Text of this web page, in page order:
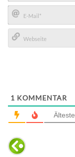
Name*
E-
Mail*
1 KOMMENTAR
Älteste